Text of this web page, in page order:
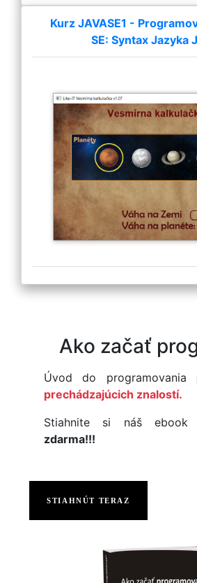
Kurz JAVASE1 -
SE: Syntax Jazyka
Ako začať
Úvod do programovania
prechádzajúcich znalostí.
Stiahnite si náš ebook
zdarma!!!
STIAHNÚT TERAZ